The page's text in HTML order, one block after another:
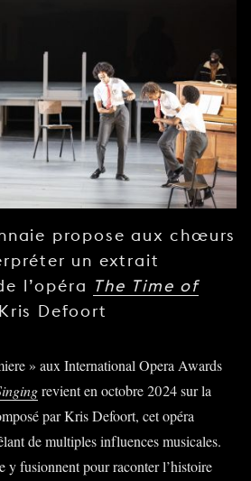
VOTRE
VISITE
JEUNE
PUBLIC
LA
MONNAIE
NOUS
propose aux chœurs
un extrait
l’opéra The Time of
Defoort
» aux International Opera Awards
revient en octobre 2024 sur la
par Kris Defoort, cet opéra
de multiples influences musicales.
y fusionnent pour raconter l’histoire